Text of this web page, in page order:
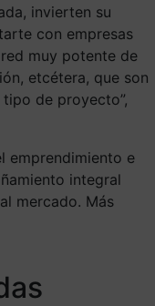
invierten su
con empresas
muy potente de
etcétera, que son
de proyecto”,
emprendimiento e
integral
mercado. Más